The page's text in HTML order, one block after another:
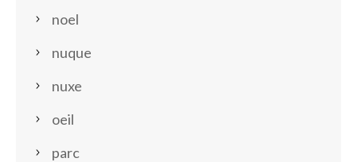
noel
nuque
nuxe
oeil
parc